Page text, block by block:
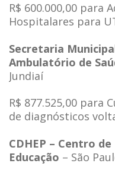
R$ 600.000,00 para
Hospitalares para
Secretaria
Ambulatório de
Jundiaí
R$ 877.525,00 para
de diagnósticos
CDHEP – Centro
Educação – São